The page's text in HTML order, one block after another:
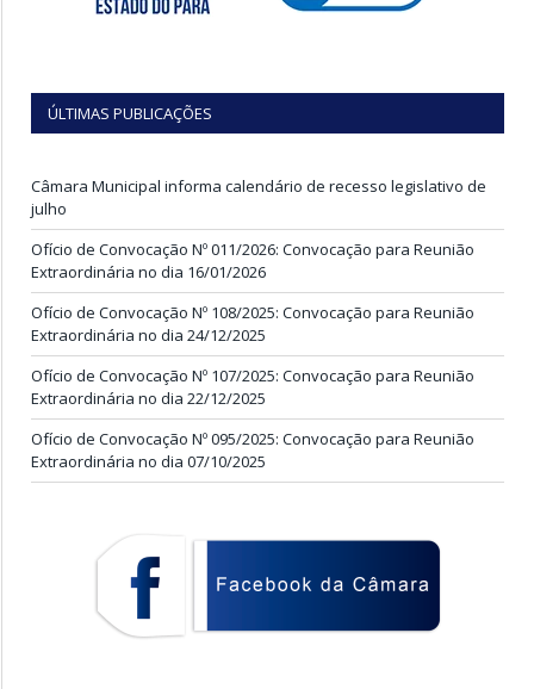
ÚLTIMAS PUBLICAÇÕES
Câmara Municipal informa calendário de recesso legislativo de
julho
Ofício de Convocação Nº 011/2026: Convocação para Reunião
Extraordinária no dia 16/01/2026
Ofício de Convocação Nº 108/2025: Convocação para Reunião
Extraordinária no dia 24/12/2025
Ofício de Convocação Nº 107/2025: Convocação para Reunião
Extraordinária no dia 22/12/2025
Ofício de Convocação Nº 095/2025: Convocação para Reunião
Extraordinária no dia 07/10/2025